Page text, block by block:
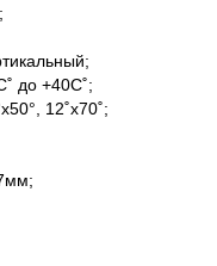
до +40С˚;
12˚x70˚;